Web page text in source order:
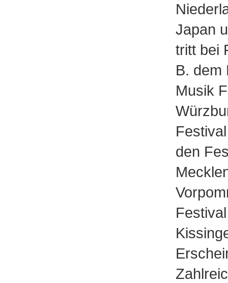
Japan
tritt bei
B. dem
Musik
den